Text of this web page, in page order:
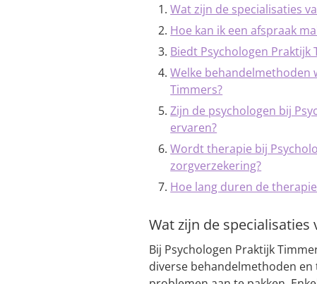
Wat zijn de specialisaties
Hoe kan ik een afspraak
Biedt Psychologen
Welke behandelmethoden
Timmers?
Zijn de psychologen bij
ervaren?
Wordt therapie bij
zorgverzekering?
Hoe lang duren de
Wat zijn de
Bij Psychologen Praktijk
diverse behandelmethoden